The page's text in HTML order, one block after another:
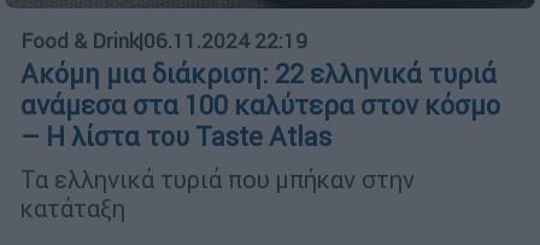
Food & Drink|06.11.2024 22:19
Ακόμη μια διάκριση: 22 ελληνικά τυριά
ανάμεσα στα 100 καλύτερα στον κόσμο
– Η λίστα του Taste Atlas
Τα ελληνικά τυριά που μπήκαν στην
κατάταξη